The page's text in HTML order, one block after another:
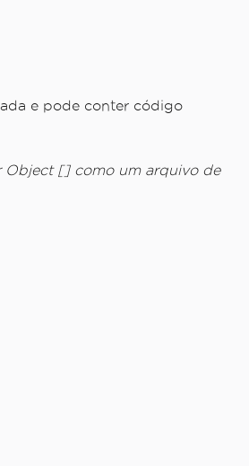
e pode conter código
Object [] como um arquivo de